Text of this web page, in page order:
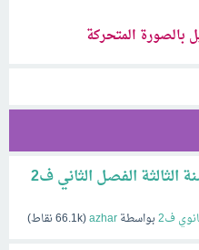
بالصورة المتحركة
توزيع مادة الفقه 1 مسارات السنة الثالثة الفصل الثاني ف2
ف2 بواسطةazhar
(
66.1kنقاط)